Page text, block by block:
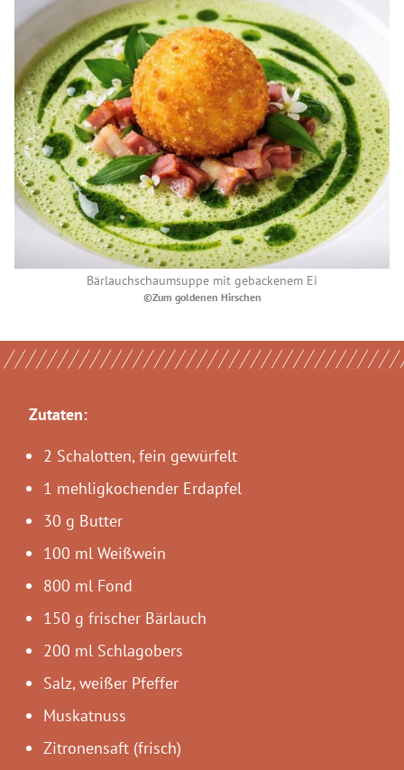
Bärlauchschaumsuppe mit gebackenem Ei
©Zum goldenen Hirschen
Zutaten:
2 Schalotten, fein gewürfelt
1 mehligkochender Erdapfel
30 g Butter
100 ml Weißwein
800 ml Fond
150 g frischer Bärlauch
200 ml Schlagobers
Salz, weißer Pfeffer
Muskatnuss
Zitronensaft (frisch)